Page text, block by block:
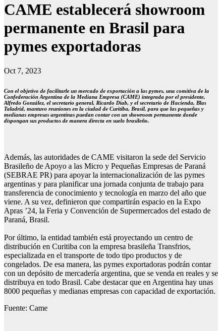
CAME establecerá showroom
permanente en Brasil para
pymes exportadoras
Oct 7, 2023
Con el objetivo de facilitarle un mercado de exportación a las pymes, una comitiva de la
Confederación Argentina de la Mediana Empresa (CAME) integrada por el presidente,
Alfredo González, el secretario general, Ricardo Diab, y el secretario de Hacienda, Blas
Taladrid, mantuvo reuniones en la ciudad de Curitiba, Brasil, para que las pequeñas y
medianas empresas argentinas puedan contar con un showroom permanente donde
dispongan sus productos de manera directa en suelo brasileño.
Además, las autoridades de CAME visitaron la sede del Servicio
Brasileño de Apoyo a las Micro y Pequeñas Empresas de Paraná
(SEBRAE PR) para apoyar la internacionalización de las pymes
argentinas y para planificar una jornada conjunta de trabajo para
transferencia de conocimiento y tecnología en marzo del año que
viene. A su vez, definieron que compartirán espacio en la Expo
Apras ’24, la Feria y Convención de Supermercados del estado de
Paraná, Brasil.
Por último, la entidad también está proyectando un centro de
distribución en Curitiba con la empresa brasileña Transfrios,
especializada en el transporte de todo tipo productos y de
congelados. De esa manera, las pymes exportadoras podrán contar
con un depósito de mercadería argentina, que se venda en reales y se
distribuya en todo Brasil. Cabe destacar que en Argentina hay unas
8000 pequeñas y medianas empresas con capacidad de exportación.
Fuente: Came